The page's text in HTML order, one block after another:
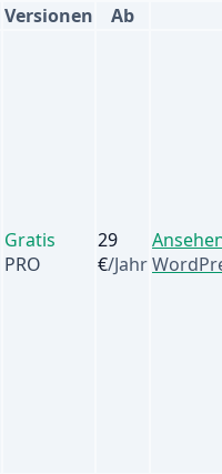
Versionen Ab
Gratis
PRO
29
€/Jahr